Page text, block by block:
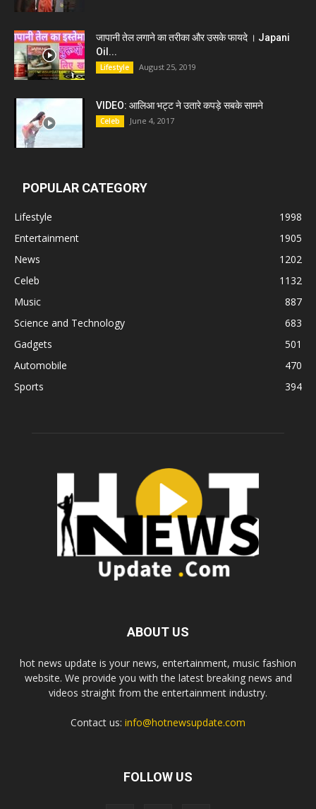
जापानी तेल लगाने का तरीका और उसके फायदे । Japani
Oil...
Lifestyle August 25, 2019
VIDEO: आलिआ भट्ट ने उतारे कपड़े सबके सामने
Celeb June 4, 2017
POPULAR CATEGORY
Lifestyle
1998
Entertainment
1905
News
1202
Celeb
1132
Music
887
Science and Technology
683
Gadgets
501
Automobile
470
Sports
394
ABOUT US
hot news update is your news, entertainment, music fashion
website. We provide you with the latest breaking news and
videos straight from the entertainment industry.
Contact us: info@hotnewsupdate.com
FOLLOW US